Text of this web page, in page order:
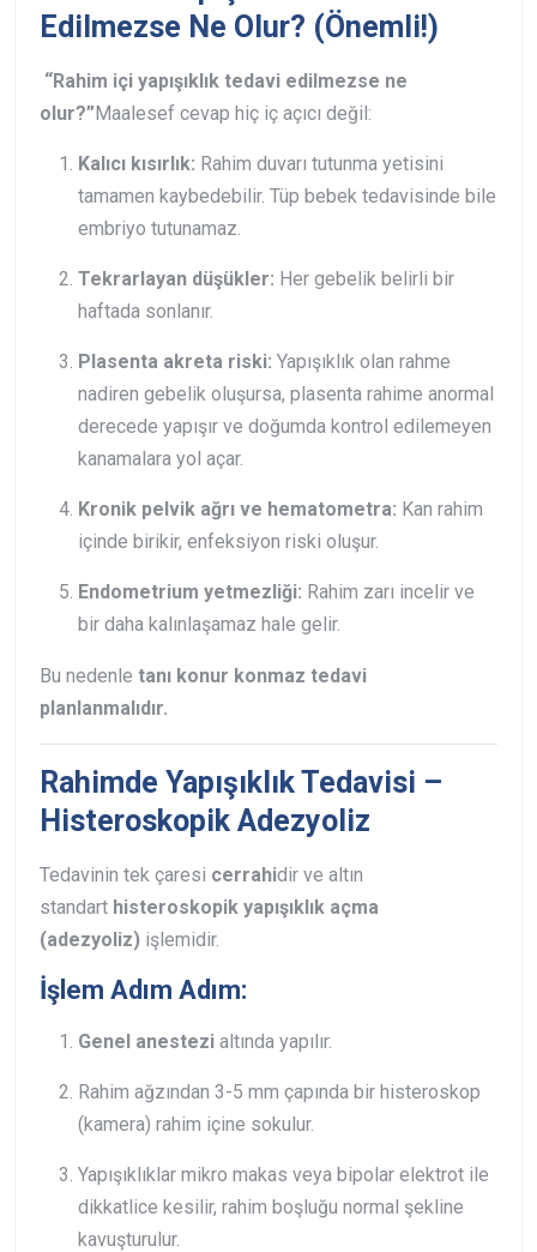
Edilmezse Ne Olur? (Önemli!)
“Rahim içi yapışıklık tedavi edilmezse ne
olur?”Maalesef cevap hiç iç açıcı değil:
Kalıcı kısırlık: Rahim duvarı tutunma yetisini
tamamen kaybedebilir. Tüp bebek tedavisinde bile
embriyo tutunamaz.
Tekrarlayan düşükler: Her gebelik belirli bir
haftada sonlanır.
Plasenta akreta riski: Yapışıklık olan rahme
nadiren gebelik oluşursa, plasenta rahime anormal
derecede yapışır ve doğumda kontrol edilemeyen
kanamalara yol açar.
Kronik pelvik ağrı ve hematometra: Kan rahim
içinde birikir, enfeksiyon riski oluşur.
Endometrium yetmezliği: Rahim zarı incelir ve
bir daha kalınlaşamaz hale gelir.
Bu nedenle tanı konur konmaz tedavi
planlanmalıdır.
Rahimde Yapışıklık Tedavisi –
Histeroskopik Adezyoliz
Tedavinin tek çaresi cerrahidir ve altın
standart histeroskopik yapışıklık açma
(adezyoliz) işlemidir.
İşlem Adım Adım:
Genel anestezi altında yapılır.
Rahim ağzından 3-5 mm çapında bir histeroskop
(kamera) rahim içine sokulur.
Yapışıklıklar mikro makas veya bipolar elektrot ile
dikkatlice kesilir, rahim boşluğu normal şekline
kavuşturulur.